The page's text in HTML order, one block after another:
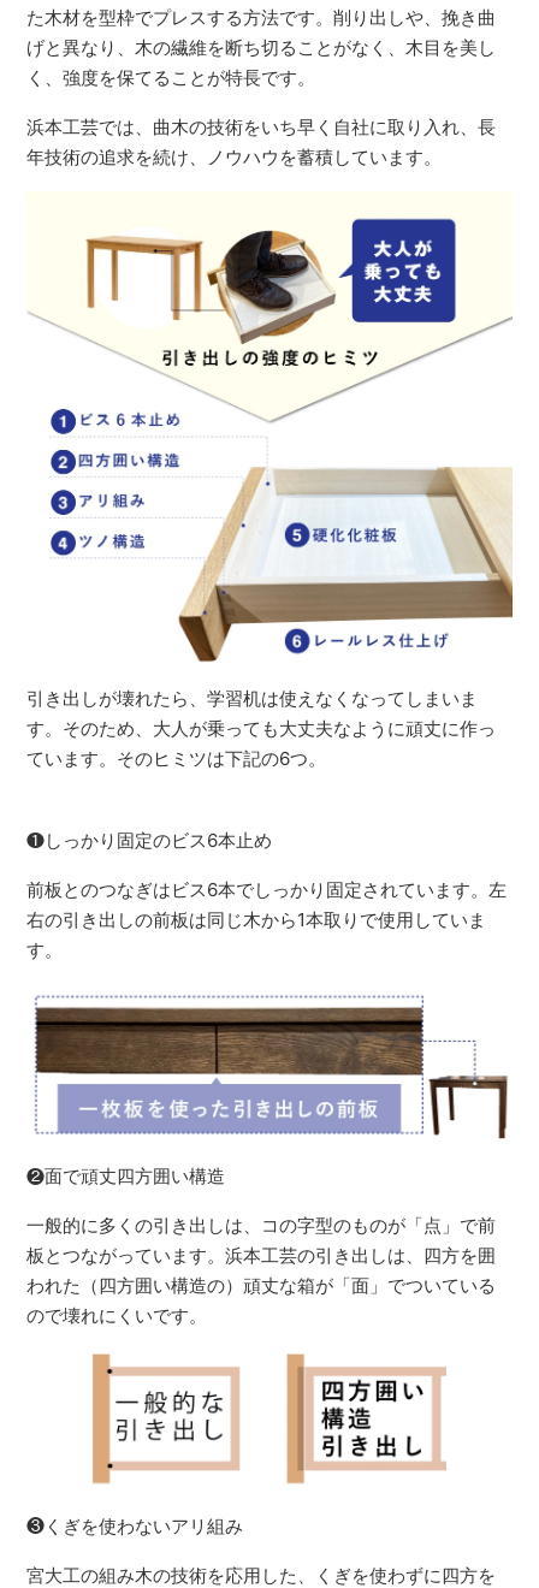
た木材を型枠でプレスする方法です。削り出しや、挽き曲
げと異なり、木の繊維を断ち切ることがなく、木目を美し
く、強度を保てることが特長です。
浜本工芸では、曲木の技術をいち早く自社に取り入れ、長
年技術の追求を続け、ノウハウを蓄積しています。
引き出しが壊れたら、学習机は使えなくなってしまいま
す。そのため、大人が乗っても大丈夫なように頑丈に作っ
ています。そのヒミツは下記の6つ。
❶しっかり固定のビス6本止め
前板とのつなぎはビス6本でしっかり固定されています。左
右の引き出しの前板は同じ木から1本取りで使用していま
す。
❷面で頑丈四方囲い構造
一般的に多くの引き出しは、コの字型のものが「点」で前
板とつながっています。浜本工芸の引き出しは、四方を囲
われた（四方囲い構造の）頑丈な箱が「面」でついている
ので壊れにくいです。
❸くぎを使わないアリ組み
宮大工の組み木の技術を応用した、くぎを使わずに四方を